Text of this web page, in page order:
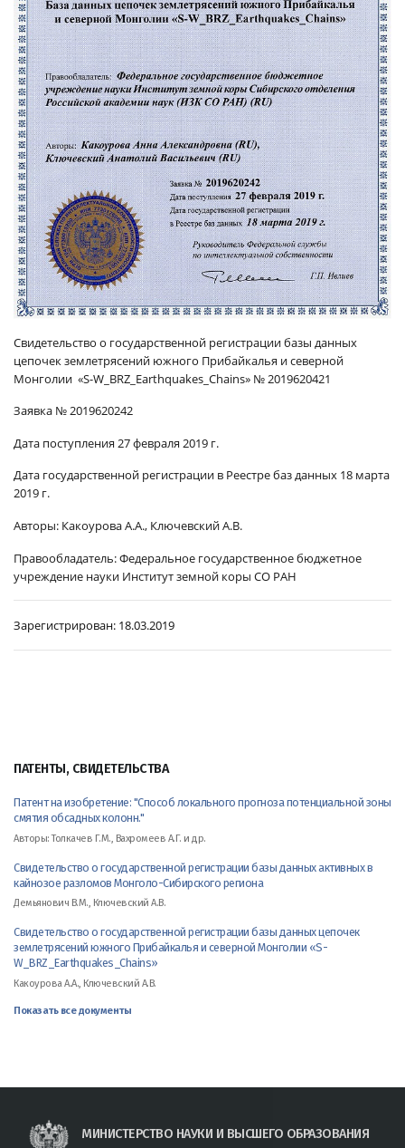
ПАТЕНТЫ, СВИДЕТЕЛЬСТВА
Патент на изобретение: "Способ локального прогноза потенциальной зоны
смятия обсадных колонн."
Авторы: Толкачев Г.М., Вахромеев А.Г. и др.
Свидетельство о государственной регистрации базы данных активных в
кайнозое разломов Монголо-Сибирского региона
Демьянович В.М., Ключевский А.В.
Свидетельство о государственной регистрации базы данных цепочек
землетрясений южного Прибайкалья и северной Монголии «S-
W_BRZ_Earthquakes_Chains»
Какоурова А.А., Ключевский А.В.
Показать все документы
Свидетельство о государственной регистрации базы данных
цепочек землетрясений южного Прибайкалья и северной
Монголии «S-W_BRZ_Earthquakes_Chains» № 2019620421
Заявка № 2019620242
Дата поступления 27 февраля 2019 г.
Дата государственной регистрации в Реестре баз данных 18 марта
2019 г.
Авторы: Какоурова А.А., Ключевский А.В.
Правообладатель:Федеральное государственное бюджетное
учреждение науки Институт земной коры СО РАН
Зарегистрирован: 18.03.2019
МИНИСТЕРСТВО НАУКИ И ВЫСШЕГО ОБРАЗОВАНИЯ